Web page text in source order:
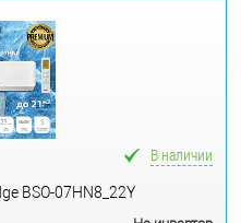
В наличии
BSO-07HN8_22Y